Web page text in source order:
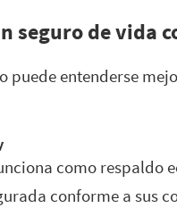
seguro de vida
puede entenderse
como respaldo
conforme a sus